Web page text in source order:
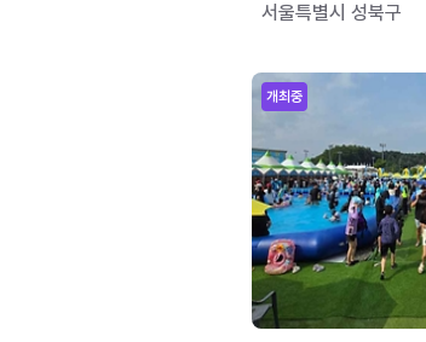
서울특별시 성북구
개최중